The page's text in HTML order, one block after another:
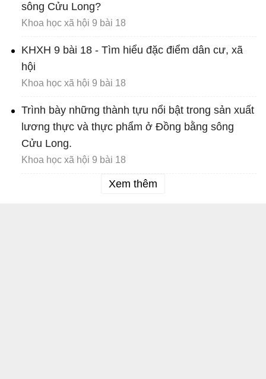
sông Cửu Long?
Khoa học xã hội 9 bài 18
KHXH 9 bài 18 - Tìm hiểu đặc điểm dân cư, xã
hội
Khoa học xã hội 9 bài 18
Trình bày những thành tựu nổi bật trong sản xuất
lương thực và thực phẩm ở Đồng bằng sông
Cửu Long.
Khoa học xã hội 9 bài 18
Xem thêm